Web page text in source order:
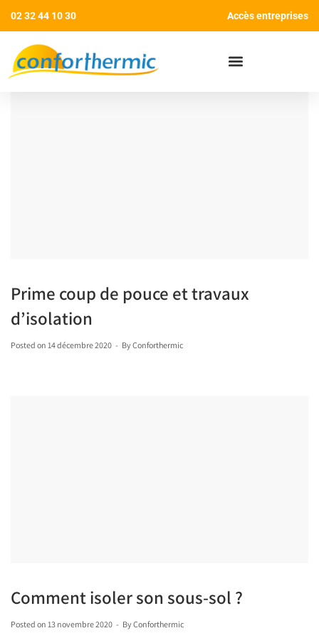
02 32 44 10 30 Accès entreprises
Prime coup de pouce et travaux
d’isolation
Posted on 14 décembre 2020 ByConforthermic
Comment isoler son sous-sol ?
Posted on 13 novembre 2020 ByConforthermic